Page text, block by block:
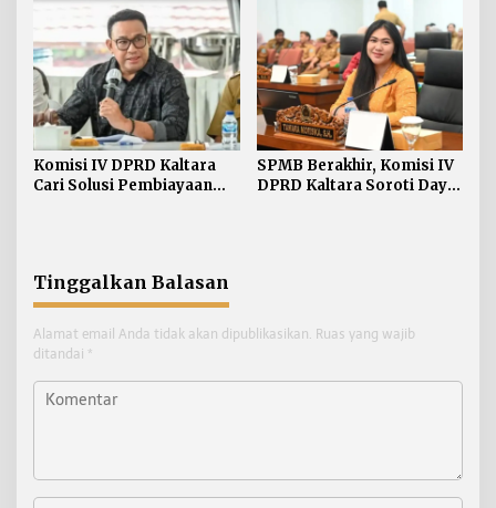
Komisi IV DPRD Kaltara
Cari Solusi Pembiayaan
SPMB Berakhir, Komisi IV
DPRD Kaltara Soroti Daya
Tinggalkan Balasan
Alamat email Anda tidak akan dipublikasikan. Ruas yang wajib
ditandai *